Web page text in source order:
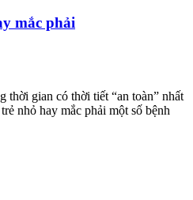
mắc phải
thời gian có thời tiết “an toàn” nhất
nhỏ hay mắc phải một số bệnh